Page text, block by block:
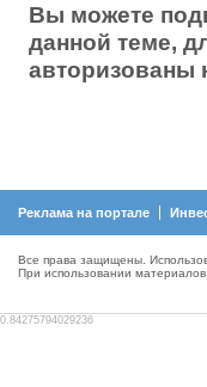
Вы можете
данной теме,
авторизованы
Реклама на портале
Все права защищены.
При использовании
0.84275794029236